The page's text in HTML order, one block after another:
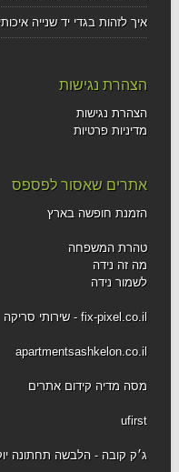
איך לזהות בגדי יד שנייה
הצהרת נגישות
הצהרת נגישות
מדיניות פרטיות
אתרים שאסור לפספס
הזמנת חופשה בארץ
טהרת המשפחה
מה זה נידה
לשמור נידה
fix-pixel.co.il - שירותי סריקה
apartmentsashkelon.co.il
מסה מדיה קידום אתרים
ufirst
ג׳ק קובה - הלבשה תחתונה